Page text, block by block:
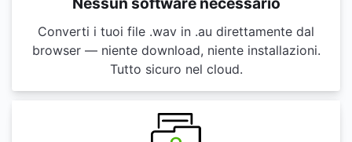
Converti i tuoi file .wav in .au direttamente dal
browser — niente download, niente installazioni.
Tutto sicuro nel cloud.